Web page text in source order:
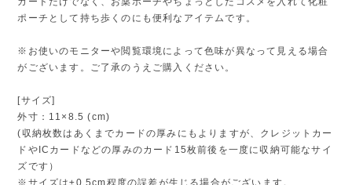
ポーチとして持ち歩くのにも便利なアイテムです。
※お使いのモニターや閲覧環境によって色味が異なって見える場合
がございます。ご了承のうえご購入ください。
[サイズ]
外寸：11×8.5 (cm)
(収納枚数はあくまでカードの厚みにもよりますが、クレジットカー
ドやICカードなどの厚みのカード15枚前後を一度に収納可能なサイ
ズです）
※サイズは±0.5cm程度の誤差が生じる場合がございます。